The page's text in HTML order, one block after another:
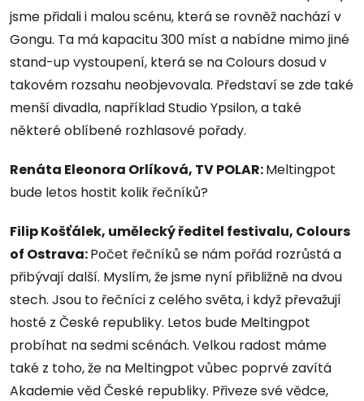
jsme přidali i malou scénu, která se rovněž nachází v
Gongu. Ta má kapacitu 300 míst a nabídne mimo jiné
stand-up vystoupení, která se na Colours dosud v
takovém rozsahu neobjevovala. Představí se zde také
menší divadla, například Studio Ypsilon, a také
některé oblíbené rozhlasové pořady.
Renáta Eleonora Orlíková, TV POLAR:Meltingpot
bude letos hostit kolik řečníků?
Filip Košťálek, umělecký ředitel festivalu, Colours
of Ostrava:Počet řečníků se nám pořád rozrůstá a
přibývají další. Myslím, že jsme nyní přibližně na dvou
stech. Jsou to řečníci z celého světa, i když převažují
hosté z České republiky. Letos bude Meltingpot
probíhat na sedmi scénách. Velkou radost máme
také z toho, že na Meltingpot vůbec poprvé zavítá
Akademie věd České republiky. Přiveze své vědce,